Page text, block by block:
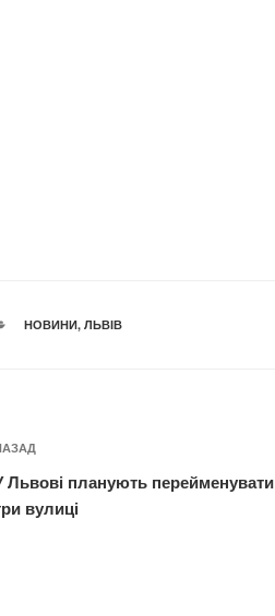
КАТЕГОРІЇ
НОВИНИ, ЛЬВІВ
Львові планують перейменувати
вулиці